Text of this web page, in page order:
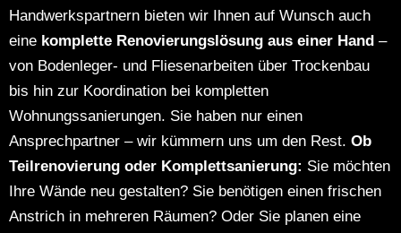
Handwerkspartnern bieten wir Ihnen auf Wunsch auch
eine komplette Renovierungslösung aus einer Hand –
von Bodenleger- und Fliesenarbeiten über Trockenbau
bis hin zur Koordination bei kompletten
Wohnungssanierungen. Sie haben nur einen
Ansprechpartner – wir kümmern uns um den Rest. Ob
Teilrenovierung oder Komplettsanierung: Sie möchten
Ihre Wände neu gestalten? Sie benötigen einen frischen
Anstrich in mehreren Räumen? Oder Sie planen eine